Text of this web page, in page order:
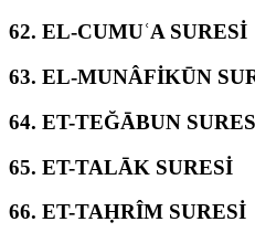
62. EL-CUMUʿA SURESİ
63. EL-MUNÂFİKŪN
64. ET-TEĞĀBUN
65. ET-TALĀK SURESİ
66. ET-TAḤRÎM SURESİ